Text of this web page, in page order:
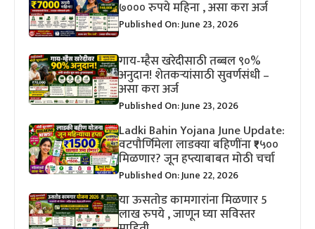
७००० रुपये महिना , असा करा अर्ज
Published On: June 23, 2026
गाय-म्हैस खरेदीसाठी तब्बल ९०%
अनुदान! शेतकऱ्यांसाठी सुवर्णसंधी –
असा करा अर्ज
Published On: June 23, 2026
Ladki Bahin Yojana June Update:
वटपौर्णिमेला लाडक्या बहिणींना ₹१५००
मिळणार? जून हप्त्याबाबत मोठी चर्चा
Published On: June 22, 2026
या ऊसतोड कामगारांना मिळणार 5
लाख रुपये , जाणून घ्या सविस्तर